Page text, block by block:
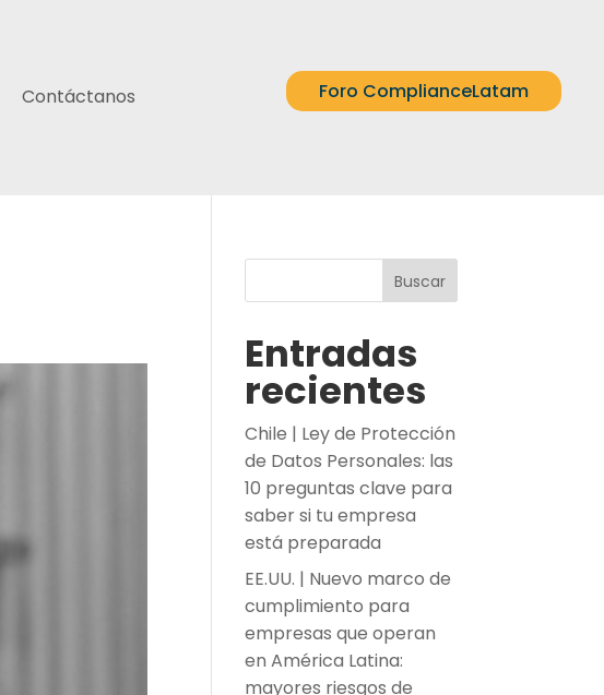
Contáctanos Foro ComplianceLatam
Buscar
Entradas
recientes
Chile | Ley de Protección
de Datos Personales: las
10 preguntas clave para
saber si tu empresa
está preparada
EE.UU. | Nuevo marco de
cumplimiento para
empresas que operan
en América Latina:
mayores riesgos de